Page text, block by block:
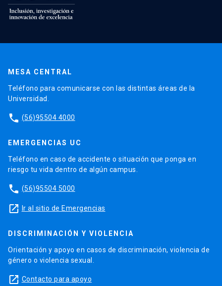
MESA CENTRAL
Teléfono para comunicarse con las distintas áreas de la
Universidad.
phone (56)95504 4000
EMERGENCIAS UC
Teléfono en caso de accidente o situación que ponga en
riesgo tu vida dentro de algún campus.
phone (56)95504 5000
launch Ir al sitio de Emergencias
DISCRIMINACIÓN Y VIOLENCIA
Orientación y apoyo en casos de discriminación, violencia de
género o violencia sexual.
launch Contacto para apoyo